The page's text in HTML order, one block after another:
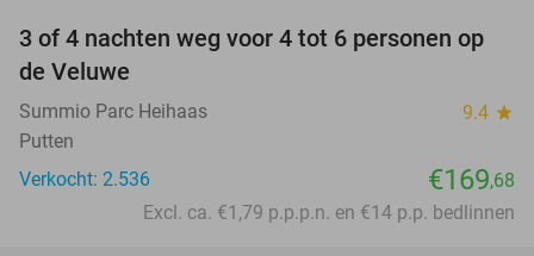
3 of 4 nachten weg voor 4 tot 6 personen op
de Veluwe
Summio Parc Heihaas 9.4 star
Putten
Verkocht: 2.536
€169,68
Excl. ca. €1,79 p.p.p.n. en €14 p.p. bedlinnen